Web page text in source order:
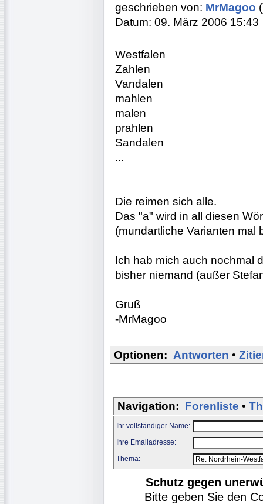
geschrieben von: MrMagoo
Datum: 09. März 2006 15:43
Westfalen
Zahlen
Vandalen
mahlen
malen
prahlen
Sandalen
...
Die reimen sich alle.
Das "a" wird in all diesen
(mundartliche Varianten mal
Ich hab mich auch nochmal
bisher niemand (außer
Gruß
-MrMagoo
Optionen: Antworten •
Navigation: Forenliste •
Ihr vollständiger Name:
Ihre Emailadresse:
Thema:
Schutz gegen
Bitte geben Sie den